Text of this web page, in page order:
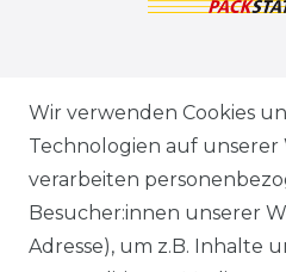
VERSANDARTEN & -
GEWERBETREIBENDE?
Wir verwenden Cookies
Technologien auf unserer
verarbeiten
Besucher:innen unserer
Adresse), um z.B. Inhalte